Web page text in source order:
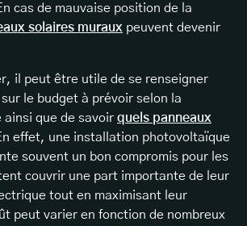
cas de mauvaise position de la
solaires muraux peuvent devenir
il peut être utile de se renseigner
le budget à prévoir selon la
ainsi que de savoir quels panneaux
effet, une installation photovoltaïque
souvent un bon compromis pour les
couvrir une part importante de leur
tout en maximisant leur
peut varier en fonction de nombreux